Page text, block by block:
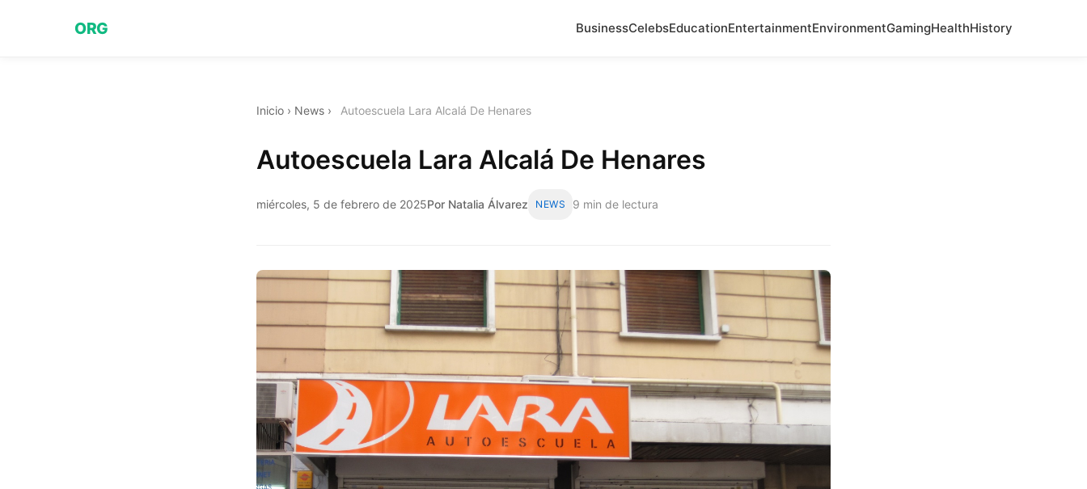
ORG BusinessCelebsEducationEntertainmentEnvironmentGamingHealthHistory
Inicio › News › Autoescuela Lara Alcalá De Henares
Autoescuela Lara Alcalá De Henares
miércoles, 5 de febrero de 2025Por Natalia Álvarez NEWS 9 min de lectura